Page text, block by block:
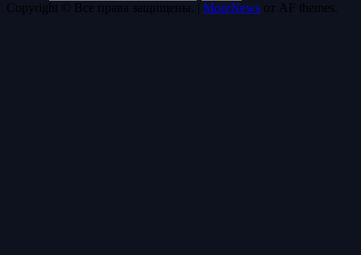
Copyright © Все права защищены.
MoreNews от AF themes.